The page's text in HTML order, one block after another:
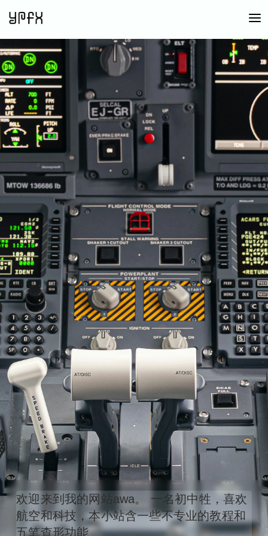
欢迎来到我的网站awa。 一名初中牲，喜欢
航空和科技，本小站含一些不专业的教程和
五笔查形功能